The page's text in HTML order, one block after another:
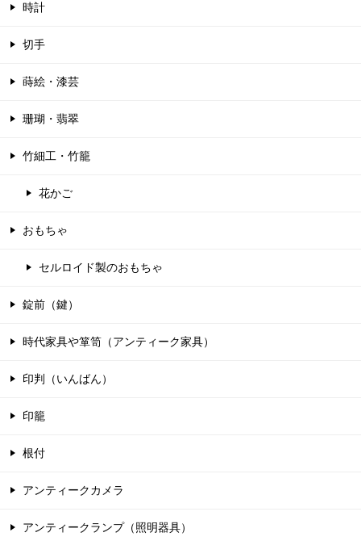
時計
切手
蒔絵・漆芸
珊瑚・翡翠
竹細工・竹籠
花かご
おもちゃ
セルロイド製のおもちゃ
錠前（鍵）
時代家具や箪笥（アンティーク家具）
印判（いんばん）
印籠
根付
アンティークカメラ
アンティークランプ（照明器具）